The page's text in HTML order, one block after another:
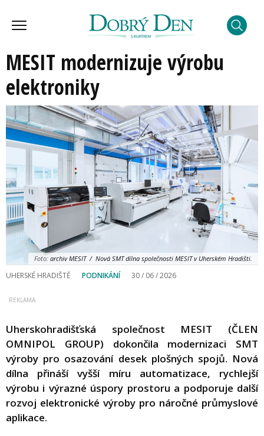
MESIT modernizuje výrobu
elektroniky
Foto: archiv MESIT / Nová SMT dílna společnosti MESIT v Uherském Hradišti.
UHERSKÉ HRADIŠTĚ PODNIKÁNÍ 30 / 06 / 2026
Uherskohradišťská společnost MESIT (ČLEN
OMNIPOL GROUP) dokončila modernizaci SMT
výroby pro osazování desek plošných spojů. Nová
dílna přináší vyšší míru automatizace, rychlejší
výrobu i výrazné úspory prostoru a podporuje další
rozvoj elektronické výroby pro náročné průmyslové
aplikace.